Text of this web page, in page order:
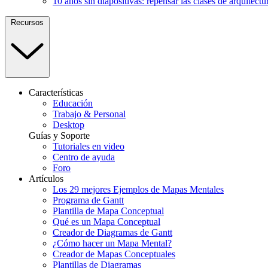
Recursos
Características
Educación
Trabajo & Personal
Desktop
Guías y Soporte
Tutoriales en video
Centro de ayuda
Foro
Artículos
Los 29 mejores Ejemplos de Mapas Mentales
Programa de Gantt
Plantilla de Mapa Conceptual
Qué es un Mapa Conceptual
Creador de Diagramas de Gantt
¿Cómo hacer un Mapa Mental?
Creador de Mapas Conceptuales
Plantillas de Diagramas